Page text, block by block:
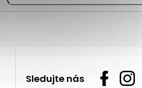
Sledujte nás